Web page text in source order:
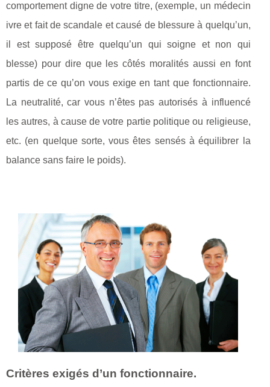
comportement digne de votre titre, (exemple, un médecin
ivre et fait de scandale et causé de blessure à quelqu’un,
il est supposé être quelqu’un qui soigne et non qui
blesse) pour dire que les côtés moralités aussi en font
partis de ce qu’on vous exige en tant que fonctionnaire.
La neutralité, car vous n’êtes pas autorisés à influencé
les autres, à cause de votre partie politique ou religieuse,
etc. (en quelque sorte, vous êtes sensés à équilibrer la
balance sans faire le poids).
Critères exigés d’un fonctionnaire.